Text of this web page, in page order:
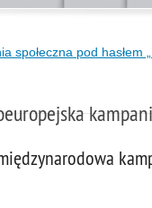
społeczna pod hasłem